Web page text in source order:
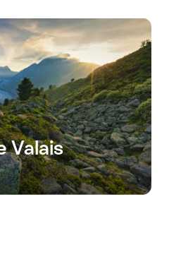
Valais